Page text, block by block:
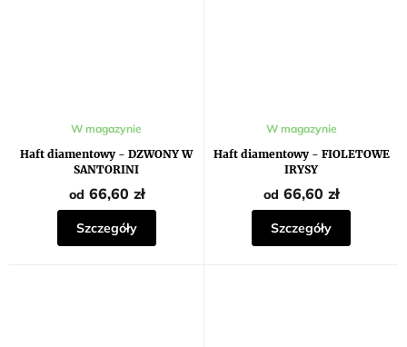
Haft diamentowy - DZWONY W
SANTORINI
W magazynie
od 66,60 zł
Szczegóły
Haft diamentowy - FIOLETOWE
IRYSY
W magazynie
od 66,60 zł
Szczegóły